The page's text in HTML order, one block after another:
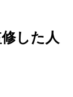
した人